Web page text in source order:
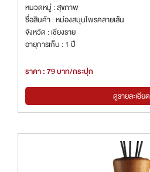
หมวดหมู่ : สุขภาพ
ชื่อสินค้า : หม่องสมุนไพรคลายเส้น
จังหวัด : เชียงราย
อายุการเก็บ : 1 ปี
ราคา : 79 บาท/กระปุก
ดูรายละเอียด